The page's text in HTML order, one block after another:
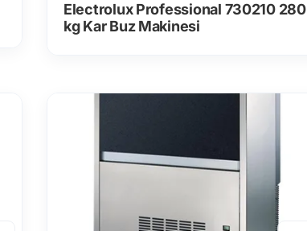
Electrolux Professional 730210 280
kg Kar Buz Makinesi